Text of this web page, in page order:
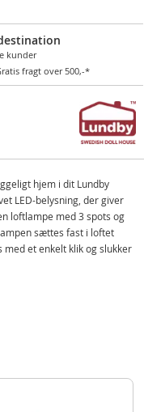
kunder
fragt over 500,-*
hjem i dit Lundby
LED-belysning, der giver
loftlampe med 3 spots og
sættes fast i loftet
et enkelt klik og slukker